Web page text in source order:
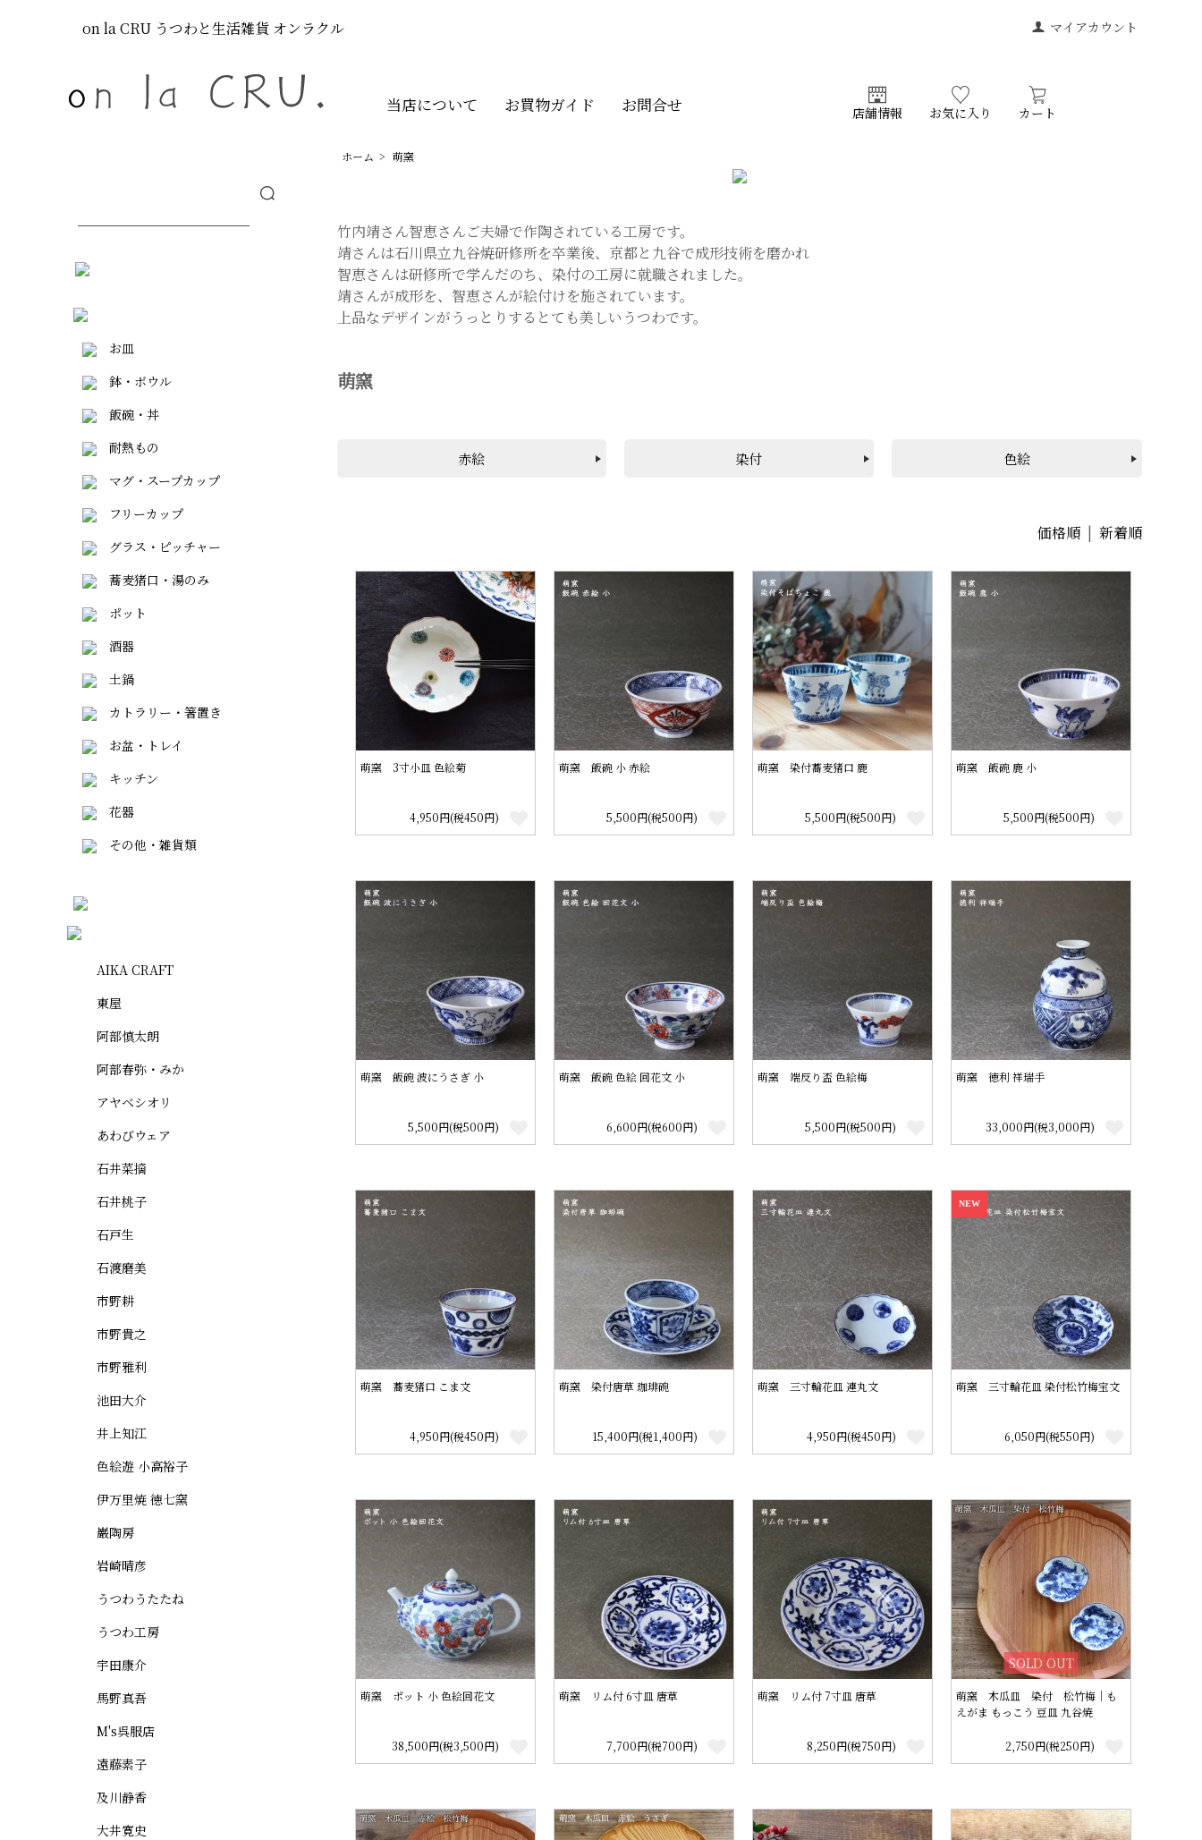
マイアカウント
on la CRU うつわと生活雑貨 オンラクル
当店について お買物ガイド お問合せ 店舗情報 お気に入り カート
ホーム > 萌窯
竹内靖さん智恵さんご夫婦で作陶されている工房です。
靖さんは石川県立九谷焼研修所を卒業後、京都と九谷で成形技術を磨かれ
智恵さんは研修所で学んだのち、染付の工房に就職されました。
靖さんが成形を、智恵さんが絵付けを施されています。
上品なデザインがうっとりするとても美しいうつわです。
萌窯
赤絵 染付 色絵
価格順 | 新着順
萌窯 3寸小皿 色絵菊
4,950円(税450円)
萌窯 飯碗 小 赤絵
5,500円(税500円)
萌窯 染付蕎麦猪口 鹿
5,500円(税500円)
萌窯 飯碗 鹿 小
5,500円(税500円)
萌窯 飯碗 波にうさぎ 小
5,500円(税500円)
萌窯 飯碗 色絵 回花文 小
6,600円(税600円)
萌窯 端反り盃 色絵梅
5,500円(税500円)
萌窯 徳利 祥瑞手
33,000円(税3,000円)
萌窯 蕎麦猪口 こま文
4,950円(税450円)
萌窯 染付唐草 珈琲碗
15,400円(税1,400円)
萌窯 三寸輪花皿 連丸文
4,950円(税450円)
NEW
萌窯 三寸輪花皿 染付松竹梅宝文
6,050円(税550円)
萌窯 ポット 小 色絵回花文
38,500円(税3,500円)
萌窯 リム付 6寸皿 唐草
7,700円(税700円)
萌窯 リム付 7寸皿 唐草
8,250円(税750円)
SOLD OUT
萌窯 木瓜皿 染付 松竹梅│も
えがま もっこう 豆皿 九谷焼
2,750円(税250円)
お皿
鉢・ボウル
飯碗・丼
耐熱もの
マグ・スープカップ
フリーカップ
グラス・ピッチャー
蕎麦猪口・湯のみ
ポット
酒器
土鍋
カトラリー・箸置き
お盆・トレイ
キッチン
花器
その他・雑貨類
AIKA CRAFT
東屋
阿部慎太朗
阿部春弥・みか
アヤベシオリ
あわびウェア
石井菜摘
石井桃子
石戸生
石渡磨美
市野耕
市野貴之
市野雅利
池田大介
井上知江
色絵遊 小高裕子
伊万里焼 徳七窯
巌陶房
岩崎晴彦
うつわうたたね
うつわ工房
宇田康介
馬野真吾
M's呉服店
遠藤素子
及川静香
大井寛史